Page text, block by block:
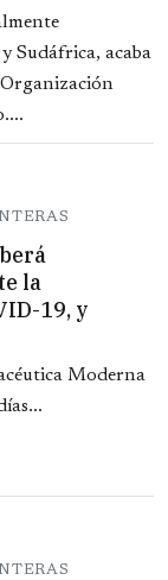
Sudáfrica, acaba
la
19, y
Moderna